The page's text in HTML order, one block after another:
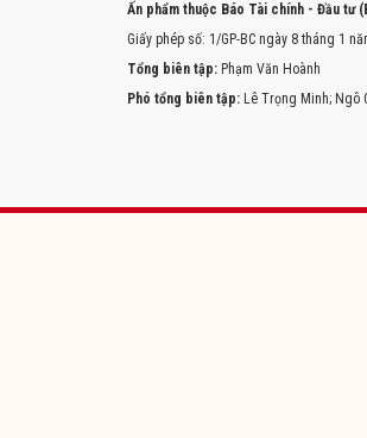
Ấn phẩm thuộc Báo Tài chính - Đầu tư
Giấy phép số: 1/GP-BC ngày 8 tháng 1
Tổng biên tập: Phạm Văn Hoành
Phó tổng biên tập: Lê Trọng Minh; Ngô